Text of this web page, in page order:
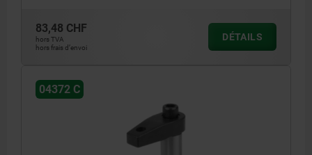
83,48 CHF
hors TVA
hors frais d’envoi
DÉTAILS
04372 C